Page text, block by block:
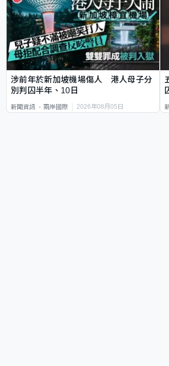
涉前年於新加坡機場傷人 港人母子分
別判囚半年、10日
新聞資訊 兩岸國際 2026年08月05日